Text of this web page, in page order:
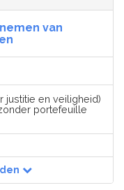
van
justitie en veiligheid)
portefeuille